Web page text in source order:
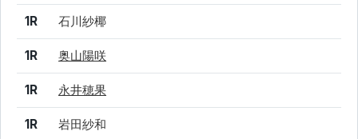
1R 石川紗椰
1R 奥山陽咲
1R 永井穂果
1R 岩田紗和